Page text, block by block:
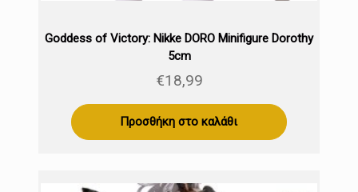
Goddess of Victory: Nikke DORO Minifigure Dorothy
5cm
€18,99
Προσθήκη στο καλάθι